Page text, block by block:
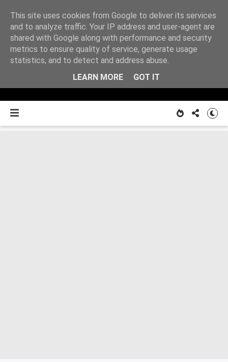
Z
notatnika
O MNIE
This site uses cookies from Google to deliver its services
and to analyze traffic. Your IP address and user-agent are
shared with Google along with performance and security
metrics to ensure quality of service, generate usage
statistics, and to detect and address abuse.
LEARN MORE
GOT IT